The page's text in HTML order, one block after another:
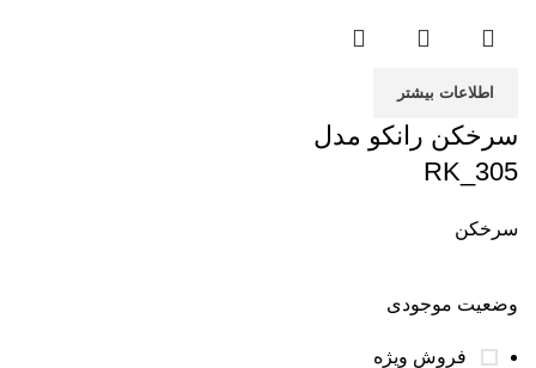
وضعیت موجودی
فروش ویژه
اطلاعات بیشتر
سرخکن رانکو مدل
RK_305
سرخکن